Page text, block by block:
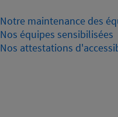
Notre maintenance des
Nos équipes sensibilisées
Nos attestations